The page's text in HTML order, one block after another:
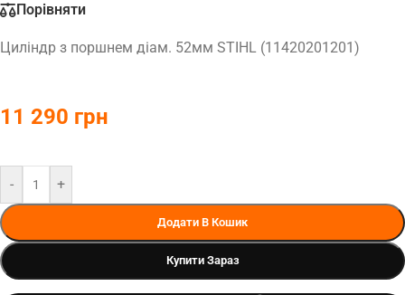
Порівняти
Циліндр з поршнем діам. 52мм STIHL (11420201201)
11 290 грн
- +
Додати В Кошик
Купити Зараз